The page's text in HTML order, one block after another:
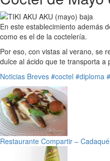
En este establecimiento además
como es el de la coctelería.
Por eso, con vistas al verano, se
dulce al ácido que te transporta a
Noticias Breves #coctel #diploma
Restaurante Compartir –